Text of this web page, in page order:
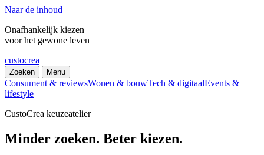
Naar de inhoud
Onafhankelijk kiezen
voor het gewone leven
custocrea
Zoeken Menu
Consument & reviewsWonen & bouwTech & digitaalEvents &
lifestyle
CustoCrea keuzeatelier
Minder zoeken. Beter kiezen.